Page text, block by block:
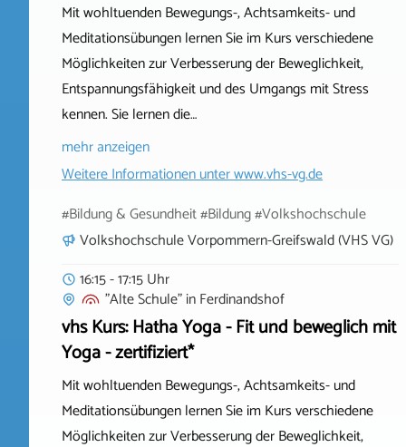
Mit wohltuenden Bewegungs-, Achtsamkeits- und
Meditationsübungen lernen Sie im Kurs verschiedene
Möglichkeiten zur Verbesserung der Beweglichkeit,
Entspannungsfähigkeit und des Umgangs mit Stress
kennen. Sie lernen die…
mehr anzeigen
Weitere Informationen unterwww.vhs-vg.de
#Bildung & Gesundheit #Bildung #Volkshochschule
Volkshochschule Vorpommern-Greifswald (VHS VG)
16:15 - 17:15 Uhr
"Alte Schule"inFerdinandshof
vhs Kurs: Hatha Yoga - Fit und beweglich mit
Yoga - zertifiziert*
Mit wohltuenden Bewegungs-, Achtsamkeits- und
Meditationsübungen lernen Sie im Kurs verschiedene
Möglichkeiten zur Verbesserung der Beweglichkeit,